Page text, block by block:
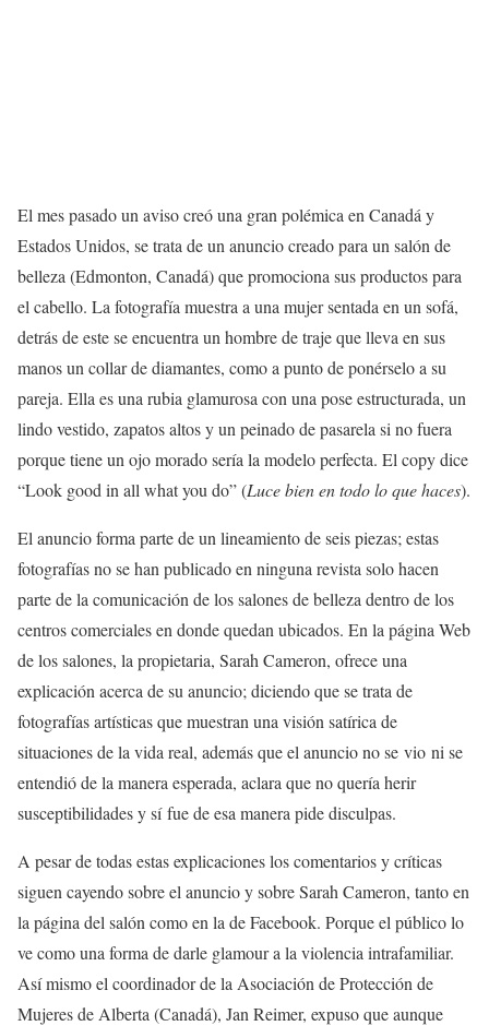
El mes pasado un aviso creó una gran polémica en Canadá y
Estados Unidos, se trata de un anuncio creado para un salón de
belleza (Edmonton, Canadá) que promociona sus productos para
el cabello. La fotografía muestra a una mujer sentada en un sofá,
detrás de este se encuentra un hombre de traje que lleva en sus
manos un collar de diamantes, como a punto de ponérselo a su
pareja. Ella es una rubia glamurosa con una pose estructurada, un
lindo vestido, zapatos altos y un peinado de pasarela si no fuera
porque tiene un ojo morado sería la modelo perfecta. El copy dice
“Look good in all what you do” (Luce bien en todo lo que haces).
El anuncio forma parte de un lineamiento de seis piezas; estas
fotografías no se han publicado en ninguna revista solo hacen
parte de la comunicación de los salones de belleza dentro de los
centros comerciales en donde quedan ubicados. En la página Web
de los salones, la propietaria, Sarah Cameron, ofrece una
explicación acerca de su anuncio; diciendo que se trata de
fotografías artísticas que muestran una visión satírica de
situaciones de la vida real, además que el anuncio no se vio ni se
entendió de la manera esperada, aclara que no quería herir
susceptibilidades y sí fue de esa manera pide disculpas.
A pesar de todas estas explicaciones los comentarios y críticas
siguen cayendo sobre el anuncio y sobre Sarah Cameron, tanto en
la página del salón como en la de Facebook. Porque el público lo
ve como una forma de darle glamour a la violencia intrafamiliar.
Así mismo el coordinador de la Asociación de Protección de
Mujeres de Alberta (Canadá), Jan Reimer, expuso que aunque